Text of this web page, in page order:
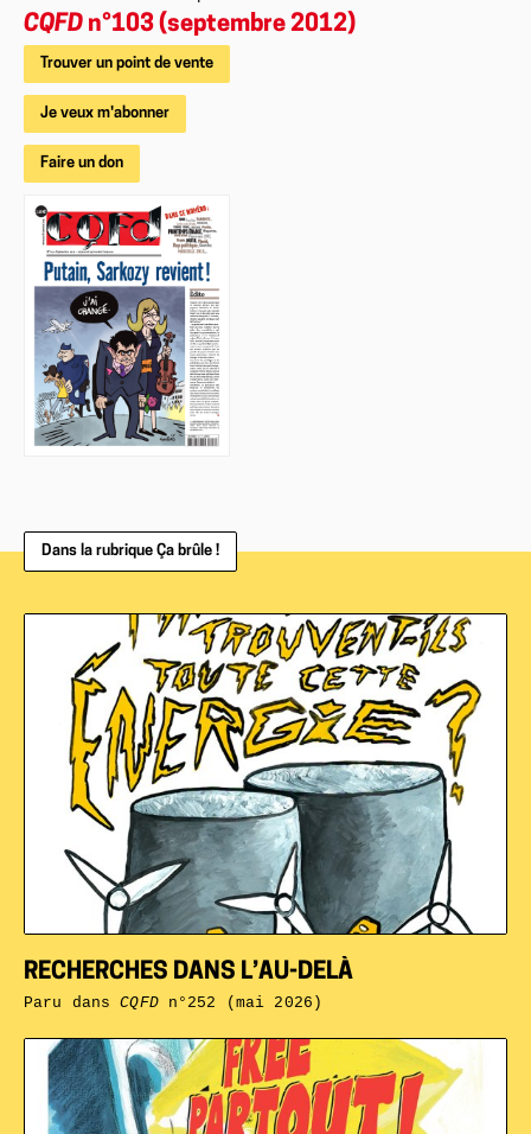
CQFD n°103 (septembre 2012)
Trouver un point de vente
Je veux m'abonner
Faire un don
Dans la rubrique Ça brûle !
RECHERCHES DANS L’AU-DELÀ
Paru dansCQFDn°252 (mai 2026)